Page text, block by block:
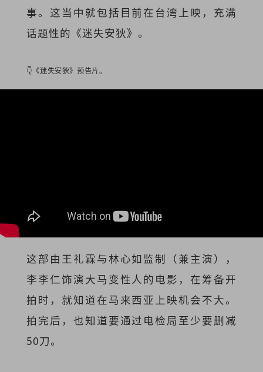
事。这当中就包括目前在台湾上映，充满
话题性的《迷失安狄》。
👇《迷失安狄》预告片。
这部由王礼霖与林心如监制（兼主演），
李李仁饰演大马变性人的电影，在筹备开
拍时，就知道在马来西亚上映机会不大。
拍完后，也知道要通过电检局至少要删减
50刀。